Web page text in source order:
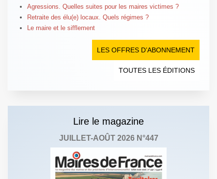
Agressions. Quelles suites pour les maires victimes ?
Retraite des élu(e) locaux. Quels régimes ?
Le maire et le sifflement
LES OFFRES D’ABONNEMENT
TOUTES LES ÉDITIONS
Lire le magazine
JUILLET-AOÛT 2026 N°447